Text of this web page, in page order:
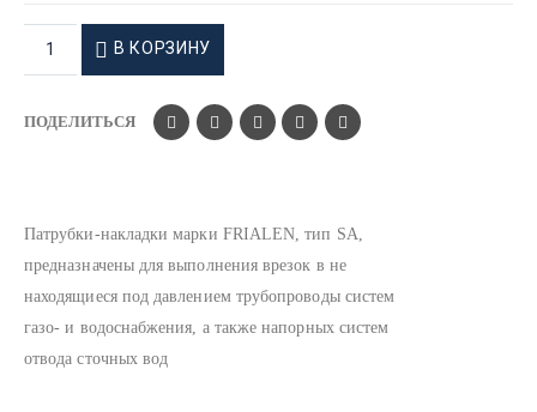
В КОРЗИНУ
ПОДЕЛИТЬСЯ
Патрубки-накладки марки FRIALEN, тип SA,
предназначены для выполнения врезок в не
находящиеся под давлением трубопроводы систем
газо- и водоснабжения, а также напорных систем
отвода сточных вод